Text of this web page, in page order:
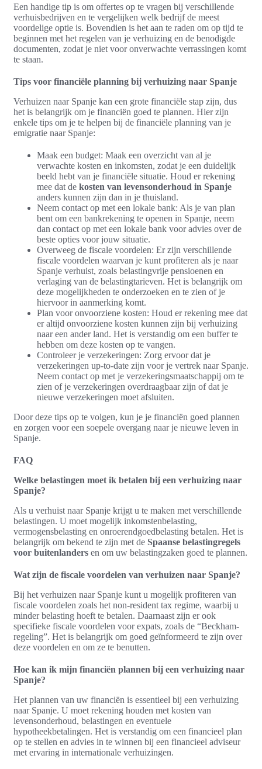
Een handige tip is om offertes op te vragen bij verschillende
verhuisbedrijven en te vergelijken welk bedrijf de meest
voordelige optie is. Bovendien is het aan te raden om op tijd te
beginnen met het regelen van je verhuizing en de benodigde
documenten, zodat je niet voor onverwachte verrassingen komt
te staan.
Tips voor financiële planning bij verhuizing naar Spanje
Verhuizen naar Spanje kan een grote financiële stap zijn, dus
het is belangrijk om je financiën goed te plannen. Hier zijn
enkele tips om je te helpen bij de financiële planning van je
emigratie naar Spanje:
Maak een budget: Maak een overzicht van al je
verwachte kosten en inkomsten, zodat je een duidelijk
beeld hebt van je financiële situatie. Houd er rekening
mee dat de kosten van levensonderhoud in Spanje
anders kunnen zijn dan in je thuisland.
Neem contact op met een lokale bank: Als je van plan
bent om een bankrekening te openen in Spanje, neem
dan contact op met een lokale bank voor advies over de
beste opties voor jouw situatie.
Overweeg de fiscale voordelen: Er zijn verschillende
fiscale voordelen waarvan je kunt profiteren als je naar
Spanje verhuist, zoals belastingvrije pensioenen en
verlaging van de belastingtarieven. Het is belangrijk om
deze mogelijkheden te onderzoeken en te zien of je
hiervoor in aanmerking komt.
Plan voor onvoorziene kosten: Houd er rekening mee dat
er altijd onvoorziene kosten kunnen zijn bij verhuizing
naar een ander land. Het is verstandig om een buffer te
hebben om deze kosten op te vangen.
Controleer je verzekeringen: Zorg ervoor dat je
verzekeringen up-to-date zijn voor je vertrek naar Spanje.
Neem contact op met je verzekeringsmaatschappij om te
zien of je verzekeringen overdraagbaar zijn of dat je
nieuwe verzekeringen moet afsluiten.
Door deze tips op te volgen, kun je je financiën goed plannen
en zorgen voor een soepele overgang naar je nieuwe leven in
Spanje.
FAQ
Welke belastingen moet ik betalen bij een verhuizing naar
Spanje?
Als u verhuist naar Spanje krijgt u te maken met verschillende
belastingen. U moet mogelijk inkomstenbelasting,
vermogensbelasting en onroerendgoedbelasting betalen. Het is
belangrijk om bekend te zijn met de Spaanse belastingregels
voor buitenlanders en om uw belastingzaken goed te plannen.
Wat zijn de fiscale voordelen van verhuizen naar Spanje?
Bij het verhuizen naar Spanje kunt u mogelijk profiteren van
fiscale voordelen zoals het non-resident tax regime, waarbij u
minder belasting hoeft te betalen. Daarnaast zijn er ook
specifieke fiscale voordelen voor expats, zoals de “Beckham-
regeling”. Het is belangrijk om goed geïnformeerd te zijn over
deze voordelen en om ze te benutten.
Hoe kan ik mijn financiën plannen bij een verhuizing naar
Spanje?
Het plannen van uw financiën is essentieel bij een verhuizing
naar Spanje. U moet rekening houden met kosten van
levensonderhoud, belastingen en eventuele
hypotheekbetalingen. Het is verstandig om een financieel plan
op te stellen en advies in te winnen bij een financieel adviseur
met ervaring in internationale verhuizingen.